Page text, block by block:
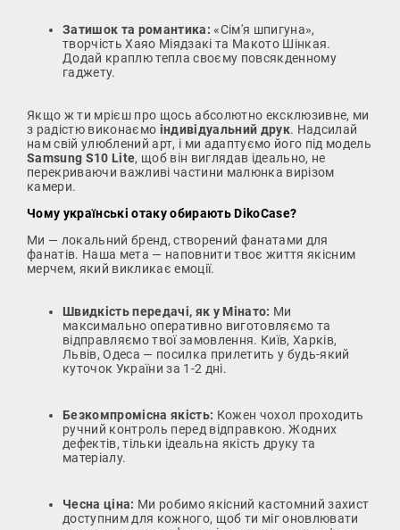
Затишок та романтика: «Сім'я шпигуна»,
творчість Хаяо Міядзакі та Макото Шінкая.
Додай краплю тепла своєму повсякденному
гаджету.
Якщо ж ти мрієш про щось абсолютно ексклюзивне, ми
з радістю виконаємо індивідуальний друк. Надсилай
нам свій улюблений арт, і ми адаптуємо його під модель
Samsung S10 Lite, щоб він виглядав ідеально, не
перекриваючи важливі частини малюнка вирізом
камери.
Чому українські отаку обирають DikoCase?
Ми — локальний бренд, створений фанатами для
фанатів. Наша мета — наповнити твоє життя якісним
мерчем, який викликає емоції.
Швидкість передачі, як у Мінато: Ми
максимально оперативно виготовляємо та
відправляємо твої замовлення. Київ, Харків,
Львів, Одеса — посилка прилетить у будь-який
куточок України за 1-2 дні.
Безкомпромісна якість: Кожен чохол проходить
ручний контроль перед відправкою. Жодних
дефектів, тільки ідеальна якість друку та
матеріалу.
Чесна ціна: Ми робимо якісний кастомний захист
доступним для кожного, щоб ти міг оновлювати